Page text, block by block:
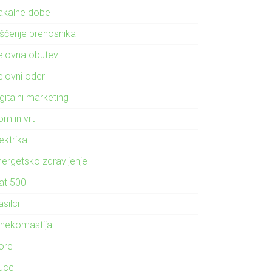
dobe
prenosnika
obutev
oder
marketing
in vrt
zdravljenje
500